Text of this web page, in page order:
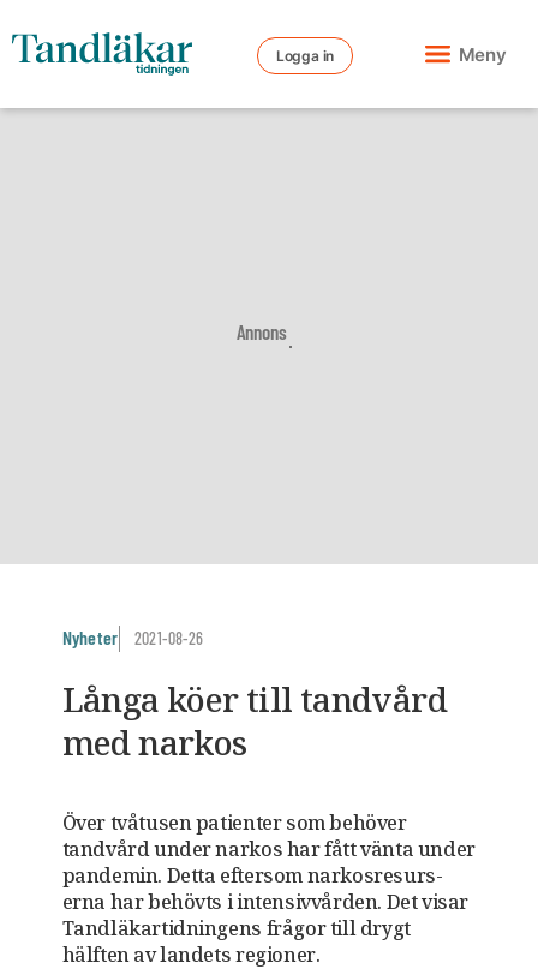
Logga in Meny
Annons
Nyheter 2021-08-26
Långa köer till tandvård
med narkos
Över tvåtusen patienter som behöver
tandvård under narkos har fått vänta under
pandemin. Detta eftersom narkosresurs­
erna har behövts i intensivvården. Det visar
Tandläkartidningens frågor till drygt
hälften av landets regioner.